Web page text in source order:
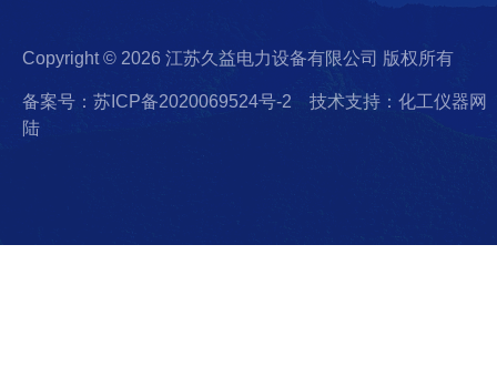
Copyright © 2026 江苏久益电力设备有限公司 版权所有
备案号：苏ICP备2020069524号-2
技术支持：化工仪器网
陆